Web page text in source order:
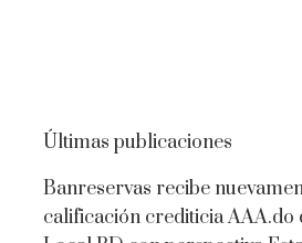
Últimas publicaciones
Banreservas recibe
calificación crediticia AAA.do